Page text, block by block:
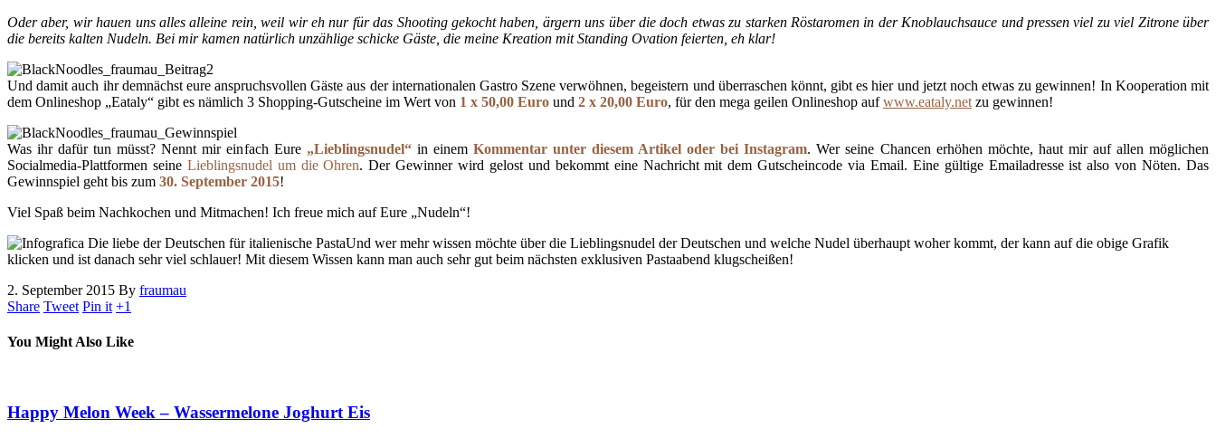
Oder aber, wir hauen uns alles alleine rein, weil wir eh nur für das Shooting gekocht haben, ärgern uns über die doch etwas zu starken Röstaromen in der Knoblauchsauce und pressen viel zu viel Zitrone über
die bereits kalten Nudeln. Bei mir kamen natürlich unzählige schicke Gäste, die meine Kreation mit Standing Ovation feierten, eh klar!
Und damit auch ihr demnächst eure anspruchsvollen Gäste aus der internationalen Gastro Szene verwöhnen, begeistern und überraschen könnt, gibt es hier und jetzt noch etwas zu gewinnen! In Kooperation mit
dem Onlineshop „Eataly“ gibt es nämlich 3 Shopping-Gutscheine im Wert von 1 x 50,00 Euro und 2 x 20,00 Euro, für den mega geilen Onlineshop aufwww.eataly.net zu gewinnen!
Was ihr dafür tun müsst? Nennt mir einfach Eure „Lieblingsnudel“in einem Kommentar unter diesem Artikel oder bei Instagram. Wer seine Chancen erhöhen möchte, haut mir auf allen möglichen
Socialmedia-Plattformen seine Lieblingsnudel um die Ohren. Der Gewinner wird gelost und bekommt eine Nachricht mit dem Gutscheincode via Email. Eine gültige Emailadresse ist also von Nöten. Das
Gewinnspiel geht bis zum 30. September 2015!
Viel Spaß beim Nachkochen und Mitmachen! Ich freue mich auf Eure „Nudeln“!
Und wer mehr wissen möchte über die Lieblingsnudel der Deutschen und welche Nudel überhaupt woher kommt, der kann auf die obige Grafik
klicken und ist danach sehr viel schlauer! Mit diesem Wissen kann man auch sehr gut beim nächsten exklusiven Pastaabend klugscheißen!
2. September 2015 By fraumau
Share Tweet Pin it +1
You Might Also Like
Happy Melon Week – Wassermelone Joghurt Eis